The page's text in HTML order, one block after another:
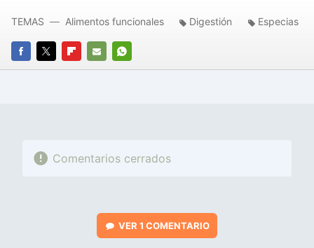
FACEBOOK
TWITTERFLIPBOARD
E-
WHATSAPP
TEMAS Alimentos funcionales Digestión Especias
Comentarios cerrados
VER 1 COMENTARIO